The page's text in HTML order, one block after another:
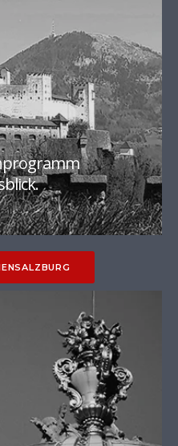
oder
Stadttour.
der Stadt